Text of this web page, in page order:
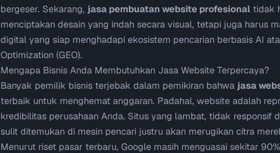
bergeser. Sekarang, jasa pembuatan website profesional tidak
menciptakan desain yang indah secara visual, tetapi juga harus
digital yang siap menghadapi ekosistem pencarian berbasis AI
Optimization (GEO).
Mengapa Bisnis Anda Membutuhkan Jasa Website Terpercaya?
Banyak pemilik bisnis terjebak dalam pemikiran bahwa jasa
terbaik untuk menghemat anggaran. Padahal, website adalah
kredibilitas perusahaan Anda. Situs yang lambat, tidak responsif
sulit ditemukan di mesin pencari justru akan merugikan citra
Menurut riset pasar terbaru, Google masih menguasai sekitar